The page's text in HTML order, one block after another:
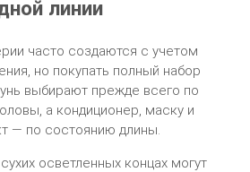
линии
часто создаются с учетом
но покупать полный набор
выбирают прежде всего по
а кондиционер, маску и
— по состоянию длины.
осветленных концах могут